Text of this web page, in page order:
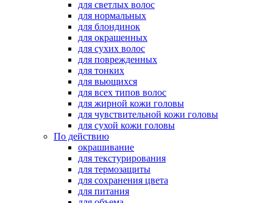
для светлых волос
для нормальных
для блондинок
для окрашенных
для сухих волос
для поврежденных
для тонких
для вьющихся
для всех типов волос
для жирной кожи головы
для чувствительной кожи головы
для сухой кожи головы
По действию
окрашивание
для текстурирования
для термозащиты
для сохранения цвета
для питания